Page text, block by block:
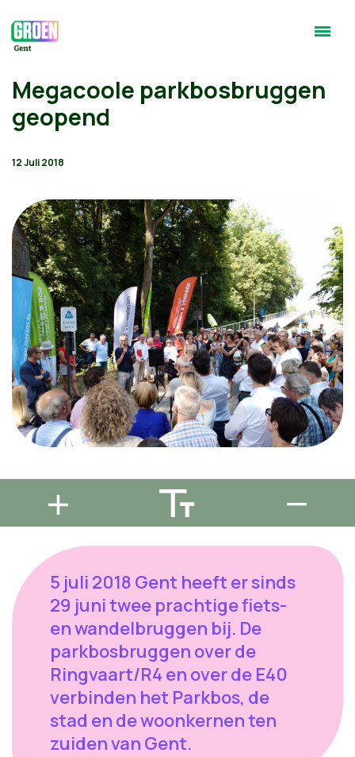
Megacoole parkbosbruggen
geopend
12 Juli 2018
5 juli 2018 Gent heeft er sinds
29 juni twee prachtige fiets-
en wandelbruggen bij. De
parkbosbruggen over de
Ringvaart/R4 en over de E40
verbinden het Parkbos, de
stad en de woonkernen ten
zuiden van Gent.